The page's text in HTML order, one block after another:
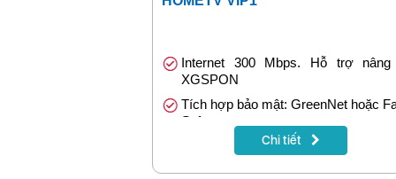
Internet 300 Mbps. Hỗ trợ nâng
XGSPON
Tích hợp bảo mật: GreenNet hoặc
Safe
Truyền hình MyTV VIP (App) đặc sắc
Tặng 1 tháng khi đóng cước
Chi tiết